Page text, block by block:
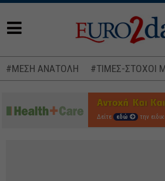
#ΜΕΣΗ ΑΝΑΤΟΛΗ #ΤΙΜΕΣ-ΣΤΟΧΟΙ
Δείτε εδώ την